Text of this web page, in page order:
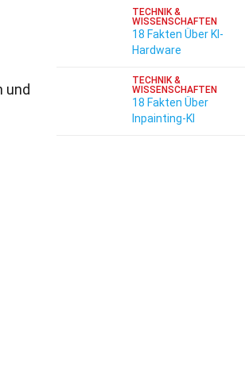
und
TECHNIK &
WISSENSCHAFTEN
18 Fakten Über KI-
Hardware
TECHNIK &
WISSENSCHAFTEN
18 Fakten Über
Inpainting-KI